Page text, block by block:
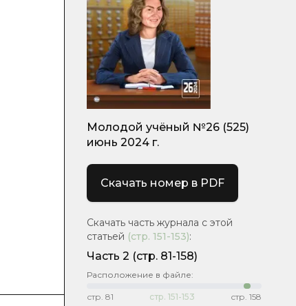
Молодой учёный №26 (525)
июнь 2024 г.
Скачать номер в PDF
Скачать часть журнала с этой
статьей (стр. 151-153):
Часть 2 (стр. 81-158)
Расположение в файле:
стр. 81 стр. 151-153 стр. 158